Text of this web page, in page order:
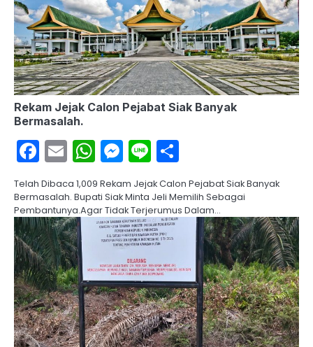
Rekam Jejak Calon Pejabat Siak Banyak
Bermasalah.
Facebook
EmailWhatsApp
Messenger
Line
Telah Dibaca 1,009 Rekam Jejak Calon Pejabat Siak Banyak
Bermasalah. Bupati Siak Minta Jeli Memilih Sebagai
Pembantunya.Agar Tidak Terjerumus Dalam…